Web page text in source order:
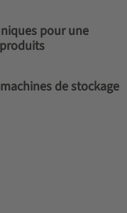
pour une
de stockage